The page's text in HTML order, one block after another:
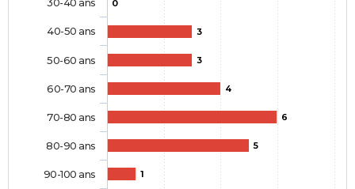
0
3
3
4
6
5
1
40-50 ans
50-60 ans
60-70 ans
70-80 ans
80-90 ans
90-100 ans